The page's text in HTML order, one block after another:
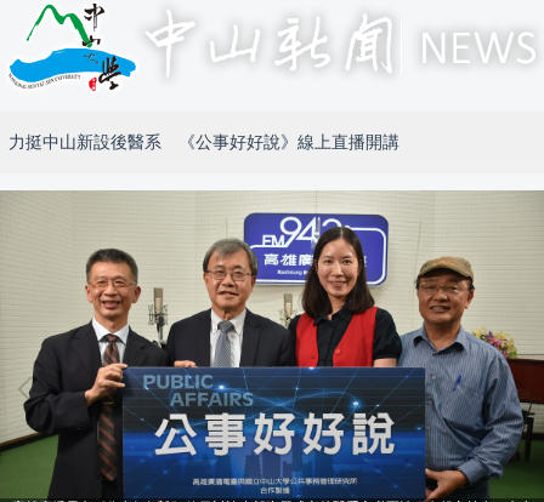
力挺中山新設後醫系 《公事好好說》線上直播開講